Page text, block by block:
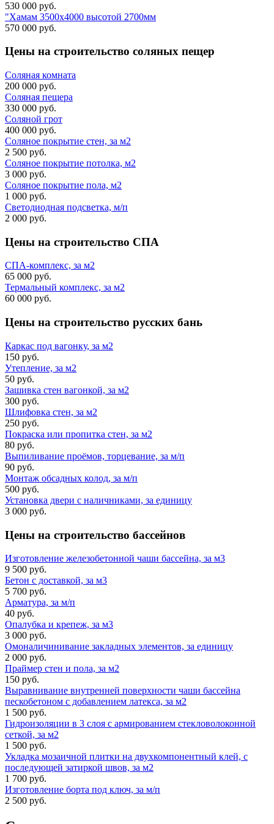
530 000 руб.
"Хамам 3500х4000 высотой 2700мм
570 000 руб.
Цены на строительство соляных пещер
Соляная комната
200 000 руб.
Соляная пещера
330 000 руб.
Соляной грот
400 000 руб.
Соляное покрытие стен, за м2
2 500 руб.
Соляное покрытие потолка, м2
3 000 руб.
Соляное покрытие пола, м2
1 000 руб.
Светодиодная подсветка, м/п
2 000 руб.
Цены на строительство СПА
СПА-комплекс, за м2
65 000 руб.
Термальный комплекс, за м2
60 000 руб.
Цены на строительство русских бань
Каркас под вагонку, за м2
150 руб.
Утепление, за м2
50 руб.
Зашивка стен вагонкой, за м2
300 руб.
Шлифовка стен, за м2
250 руб.
Покраска или пропитка стен, за м2
80 руб.
Выпиливание проёмов, торцевание, за м/п
90 руб.
Монтаж обсадных колод, за м/п
500 руб.
Установка двери с наличниками, за единицу
3 000 руб.
Цены на строительство бассейнов
Изготовление железобетонной чаши бассейна, за м3
9 500 руб.
Бетон с доставкой, за м3
5 700 руб.
Арматура, за м/п
40 руб.
Опалубка и крепеж, за м3
3 000 руб.
Омоналичинивание закладных элементов, за единицу
2 000 руб.
Праймер стен и пола, за м2
150 руб.
Выравнивание внутренней поверхности чаши бассейна
пескобетоном с добавлением латекса, за м2
1 500 руб.
Гидроизоляции в 3 слоя с армированием стекловолоконной
сеткой, за м2
1 500 руб.
Укладка мозаичной плитки на двухкомпонентный клей, с
последующей затиркой швов, за м2
1 700 руб.
Изготовление борта под ключ, за м/п
2 500 руб.